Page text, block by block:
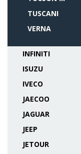
TUSCANI
VERNA
INFINITI
ISUZU
IVECO
JAECOO
JAGUAR
JEEP
JETOUR